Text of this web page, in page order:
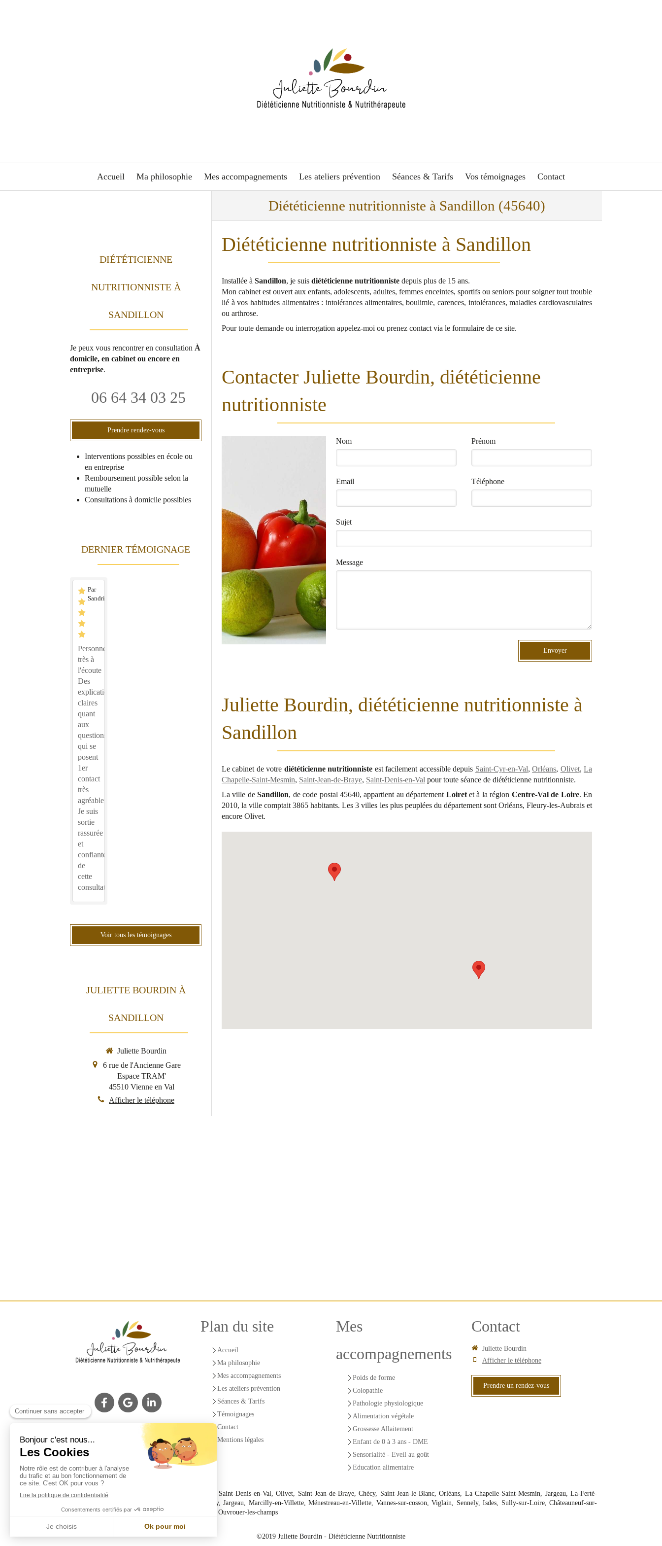
Accueil Ma philosophie Mes accompagnements Les ateliers prévention Séances & Tarifs Vos témoignages Contact
Diététicienne nutritionniste à Sandillon (45640)
Diététicienne nutritionniste à Sandillon
Installée à Sandillon, je suis diététicienne nutritionniste depuis plus de 15 ans.
Mon cabinet est ouvert aux enfants, adolescents, adultes, femmes enceintes, sportifs ou seniors pour soigner tout trouble
lié à vos habitudes alimentaires : intolérances alimentaires, boulimie, carences, intolérances, maladies cardiovasculaires
ou arthrose.
Pour toute demande ou interrogation appelez-moi ou prenez contact via le formulaire de ce site.
Contacter Juliette Bourdin, diététicienne
nutritionniste
Nom Prénom
Email Téléphone
Sujet
Message
Envoyer
Juliette Bourdin, diététicienne nutritionniste à
Sandillon
Le cabinet de votre diététicienne nutritionniste est facilement accessible depuis Saint-Cyr-en-Val,Orléans, Olivet,La
Chapelle-Saint-Mesmin, Saint-Jean-de-Braye, Saint-Denis-en-Val pour toute séance de diététicienne nutritionniste.
La ville deSandillon, de code postal 45640, appartient au département Loiretet à la région Centre-Val de Loire. En
2010, la ville comptait 3865 habitants. Les 3 villes les plus peuplées du département sont Orléans, Fleury-les-Aubrais et
encore Olivet.
DIÉTÉTICIENNE
NUTRITIONNISTE À
SANDILLON
Je peux vous rencontrer en consultation À
domicile, en cabinet ou encore en
entreprise.
06 64 34 03 25
Prendre rendez-vous
Interventions possibles en école ou
en entreprise
Remboursement possible selon la
mutuelle
Consultations à domicile possibles
DERNIER TÉMOIGNAGE
Par
Sandrine
Personne
très à
l'écoute
Des
explications
claires
quant
aux
questions
qui se
posent
1er
contact
très
agréable
Je suis
sortie
rassurée
et
confiante
de
cette
consultation
Voir tous les témoignages
JULIETTE BOURDIN À
SANDILLON
Juliette Bourdin
6 rue de l'Ancienne Gare
Espace TRAM'
45510 Vienne en Val
Afficher le téléphone
Plan du site
Accueil
Ma philosophie
Mes accompagnements
Les ateliers prévention
Séances & Tarifs
Témoignages
Contact
Mentions légales
Mes
accompagnements
Poids de forme
Colopathie
Pathologie physiologique
Alimentation végétale
Grossesse Allaitement
Enfant de 0 à 3 ans - DME
Sensorialité - Eveil au goût
Education alimentaire
Contact
Juliette Bourdin
Afficher le téléphone
Prendre un rendez-vous
Le cabinet est accessible à tous les habitants du 45 : Saint-Denis-en-Val, Olivet, Saint-Jean-de-Braye, Chécy, Saint-Jean-le-Blanc, Orléans, La Chapelle-Saint-Mesmin, Jargeau, La-Ferté-
Saint-Aubin, Sandillon, Férolles, Vienne-en-Val, Tigy, Jargeau, Marcilly-en-Villette, Ménestreau-en-Villette, Vannes-sur-cosson, Viglain, Sennely, Isdes, Sully-sur-Loire, Châteauneuf-sur-
Loire, Sandillon, Neuvy-en-Sullias, Saint-Cyr-en-Val, Ouvrouer-les-champs
©2019 Juliette Bourdin - Diététicienne Nutritionniste